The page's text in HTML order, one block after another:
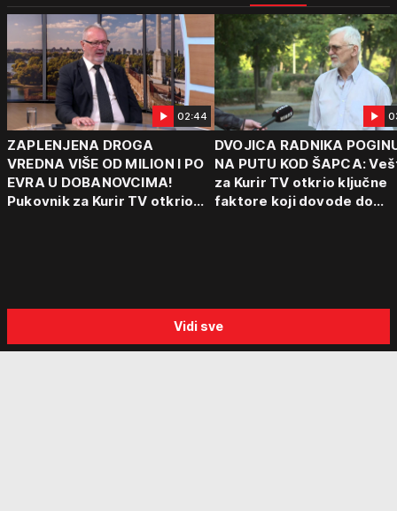
02:44
ZAPLENJENA DROGA
VREDNA VIŠE OD MILION I PO
EVRA U DOBANOVCIMA!
Pukovnik za Kurir TV otkrio
DVOJICA RADNIKA
NA PUTU KOD ŠAPCA:
za Kurir TV otkrio ključne
faktore koji dovode do
Vidi sve